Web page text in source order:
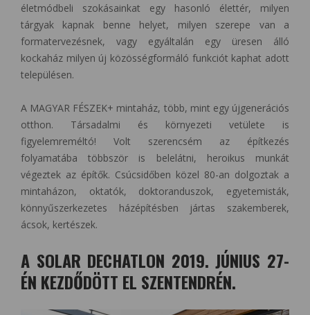
életmódbeli szokásainkat egy hasonló élettér, milyen
tárgyak kapnak benne helyet, milyen szerepe van a
formatervezésnek, vagy egyáltalán egy üresen álló
kockaház milyen új közösségformáló funkciót kaphat adott
településen.
A MAGYAR FÉSZEK+ mintaház, több, mint egy újgenerációs
otthon. Társadalmi és környezeti vetülete is
figyelemreméltó! Volt szerencsém az építkezés
folyamatába többször is belelátni, heroikus munkát
végeztek az építők. Csúcsidőben közel 80-an dolgoztak a
mintaházon, oktatók, doktoranduszok, egyetemisták,
könnyűszerkezetes házépítésben jártas szakemberek,
ácsok, kertészek.
A SOLAR DECHATLON 2019. JÚNIUS 27-
ÉN KEZDŐDÖTT EL SZENTENDRÉN.